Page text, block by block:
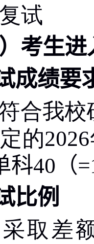
试
）考生
成绩要
合我
的2026
科40 （
比例
取差